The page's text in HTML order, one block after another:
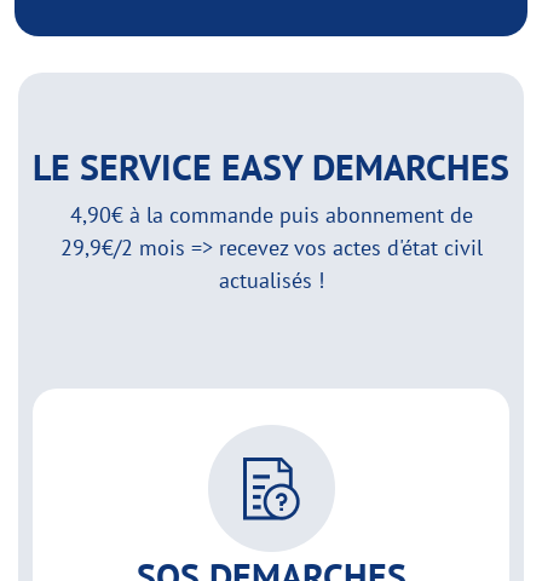
LE SERVICE EASY DEMARCHES
4,90€ à la commande puis abonnement de
29,9€/2 mois => recevez vos actes d'état civil
actualisés !